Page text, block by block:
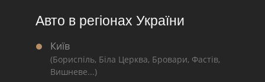
Авто в регіонах України
Київ
(Бориспіль, Біла Церква, Бровари, Фастів,
Вишневе...)